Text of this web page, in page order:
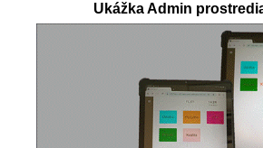
Ukážka Admin